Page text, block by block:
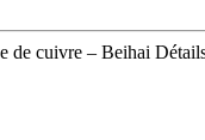
de cuivre – Beihai